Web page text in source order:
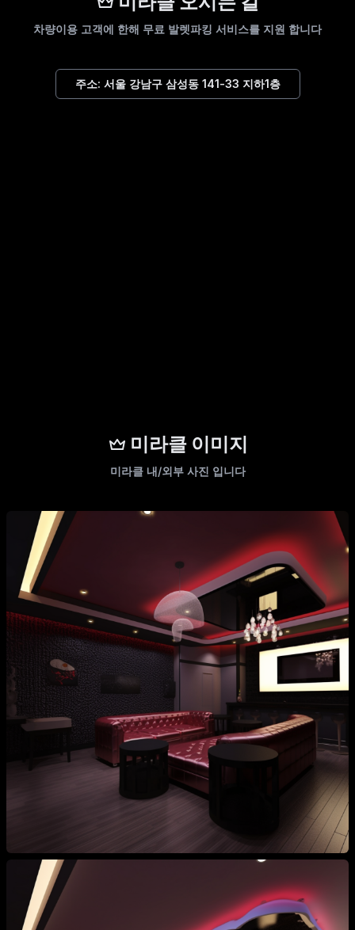
차량이용 고객에 한해 무료 발렛파킹 서비스를 지원 합니다
주소: 서울 강남구 삼성동 141-33 지하1층
미라클 이미지
미라클 내/외부 사진 입니다